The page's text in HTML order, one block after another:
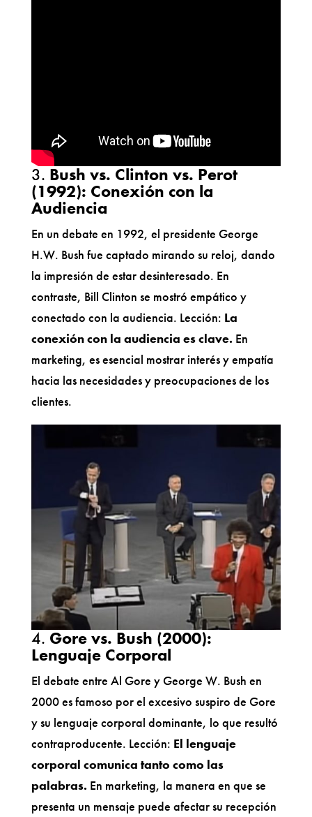
3. Bush vs. Clinton vs. Perot
(1992): Conexión con la
Audiencia
En un debate en 1992, el presidente George
H.W. Bush fue captado mirando su reloj, dando
la impresión de estar desinteresado. En
contraste, Bill Clinton se mostró empático y
conectado con la audiencia. Lección: La
conexión con la audiencia es clave. En
marketing, es esencial mostrar interés y empatía
hacia las necesidades y preocupaciones de los
clientes.
4. Gore vs. Bush (2000):
Lenguaje Corporal
El debate entre Al Gore y George W. Bush en
2000 es famoso por el excesivo suspiro de Gore
y su lenguaje corporal dominante, lo que resultó
contraproducente. Lección: El lenguaje
corporal comunica tanto como las
palabras. En marketing, la manera en que se
presenta un mensaje puede afectar su recepción